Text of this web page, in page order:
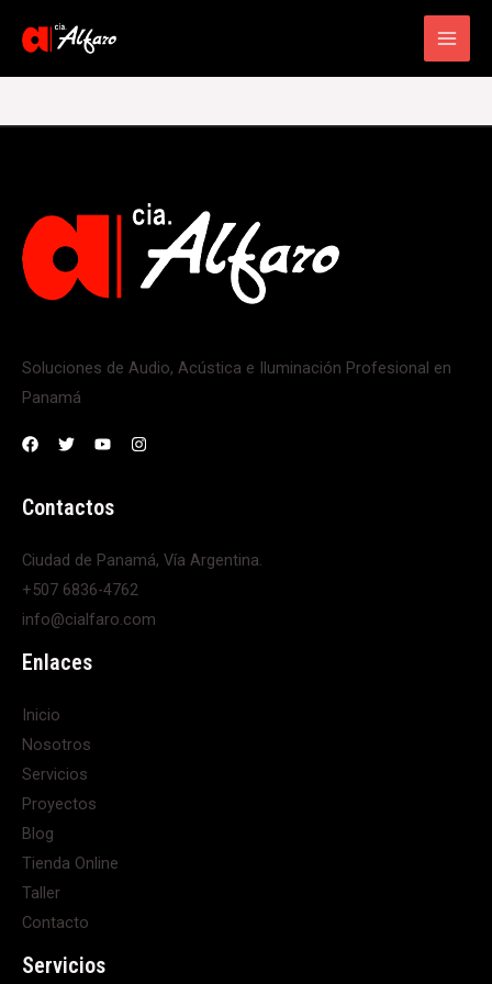
Main
Soluciones de Audio, Acústica e Iluminación Profesional en
Panamá
Contactos
Ciudad de Panamá, Vía Argentina.
+507 6836-4762
info@cialfaro.com
Enlaces
Inicio
Nosotros
Servicios
Proyectos
Blog
Tienda Online
Taller
Contacto
Servicios